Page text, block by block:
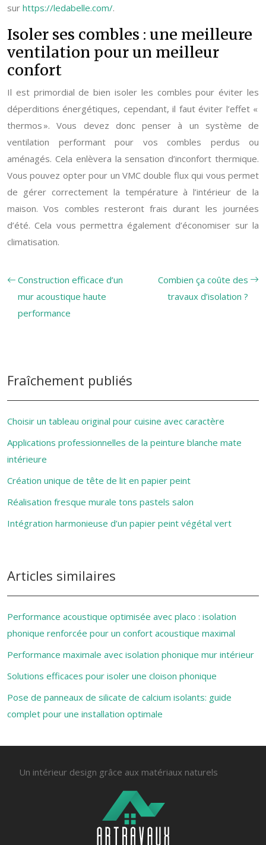
sur https://ledabelle.com/.
Isoler ses combles : une meilleure
ventilation pour un meilleur
confort
Il est primordial de bien isoler les combles pour éviter les
déperditions énergétiques, cependant, il faut éviter l’effet «
thermos ». Vous devez donc penser à un système de
ventilation performant pour vos combles perdus ou
aménagés. Cela enlèvera la sensation d’inconfort thermique.
Vous pouvez opter pour un VMC double flux qui vous permet
de gérer correctement la température à l’intérieur de la
maison. Vos combles resteront frais durant les journées
d’été. Cela vous permettra également d’économiser sur la
climatisation.
Construction efficace d’un
mur acoustique haute
performance
Combien ça coûte des
travaux d’isolation ?
Fraîchement publiés
Choisir un tableau original pour cuisine avec caractère
Applications professionnelles de la peinture blanche mate
intérieure
Création unique de tête de lit en papier peint
Réalisation fresque murale tons pastels salon
Intégration harmonieuse d’un papier peint végétal vert
Articles similaires
Performance acoustique optimisée avec placo : isolation
phonique renforcée pour un confort acoustique maximal
Performance maximale avec isolation phonique mur intérieur
Solutions efficaces pour isoler une cloison phonique
Pose de panneaux de silicate de calcium isolants: guide
complet pour une installation optimale
Un intérieur design grâce aux matériaux naturels